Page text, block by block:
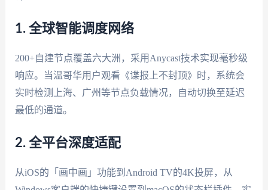
1. 全球智能调度网络
200+自建节点覆盖六大洲，采用Anycast技术实现毫秒级
响应。当温哥华用户观看《谍报上不封顶》时，系统会
实时检测上海、广州等节点负载情况，自动切换至延迟
最低的通道。
2. 全平台深度适配
从iOS的「画中画」功能到Android TV的4K投屏，从